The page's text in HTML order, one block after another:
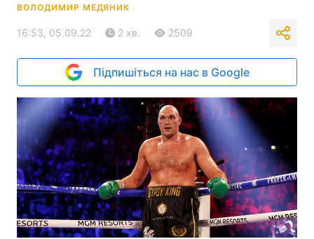
ВОЛОДИМИР МЕДЯНИК
16:53, 05.09.22 2 хв. 2509
Підпишіться на нас в Google